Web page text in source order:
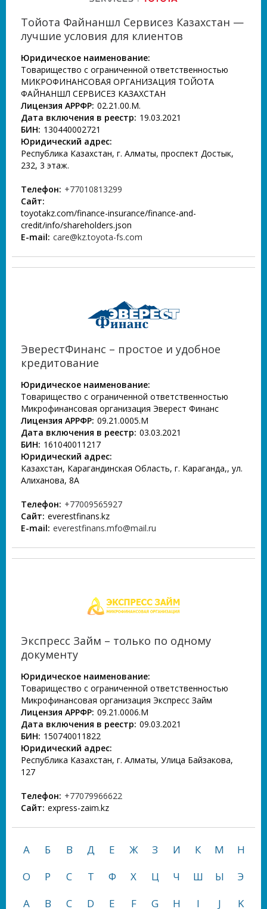
Тойота Файнаншл Сервисез Казахстан —
лучшие условия для клиентов
Юридическое наименование:
Товарищество с ограниченной ответственностью
МИКРОФИНАНСОВАЯ ОРГАНИЗАЦИЯ ТОЙОТА
ФАЙНАНШЛ СЕРВИСЕЗ КАЗАХСТАН
Лицензия АРРФР: 02.21.00.М.
Дата включения в реестр: 19.03.2021
БИН: 130440002721
Юридический адрес:
Республика Казахстан, г. Алматы, проспект Достык,
232, 3 этаж.
Телефон: +77010813299
Сайт:
toyotakz.com/finance-insurance/finance-and-
credit/info/shareholders.json
E-mail: care@kz.toyota-fs.com
ЭверестФинанс – простое и удобное
кредитование
Юридическое наименование:
Товарищество с ограниченной ответственностью
Микрофинансовая организация Эверест Финанс
Лицензия АРРФР: 09.21.0005.М
Дата включения в реестр: 03.03.2021
БИН: 161040011217
Юридический адрес:
Казахстан, Карагандинская Область, г. Караганда,, ул.
Алиханова, 8А
Телефон: +77009565927
Сайт: everestfinans.kz
E-mail: everestfinans.mfo@mail.ru
Экспресс Займ – только по одному
документу
Юридическое наименование:
Товарищество с ограниченной ответственностью
Микрофинансовая организация Экспресс Займ
Лицензия АРРФР: 09.21.0006.М
Дата включения в реестр: 09.03.2021
БИН: 150740011822
Юридический адрес:
Республика Казахстан, г. Алматы, Улица Байзакова,
127
Телефон: +77079966622
Сайт: express-zaim.kz
А Б В Д Е Ж З И К М
Н
О
Р С Т Ф Х Ц Ч Ш Ы
Э
A
B C D E F G H I J
K